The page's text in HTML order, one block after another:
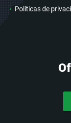
Políticas de